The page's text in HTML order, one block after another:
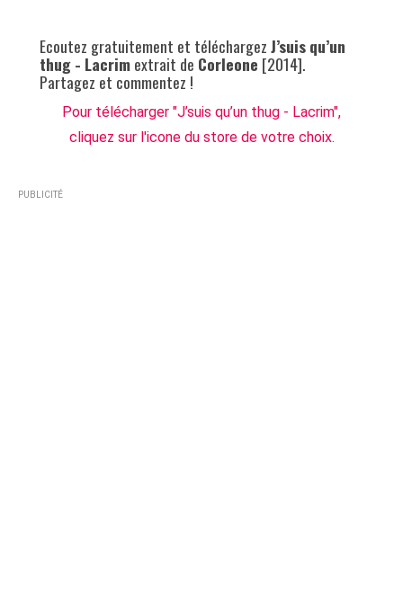
Ecoutez gratuitement et téléchargezJ’suis qu’un
thug - Lacrimextrait de Corleone [2014].
Partagez et commentez !
Pour télécharger "J’suis qu’un thug - Lacrim",
cliquez sur l'icone du store de votre choix.
PUBLICITÉ